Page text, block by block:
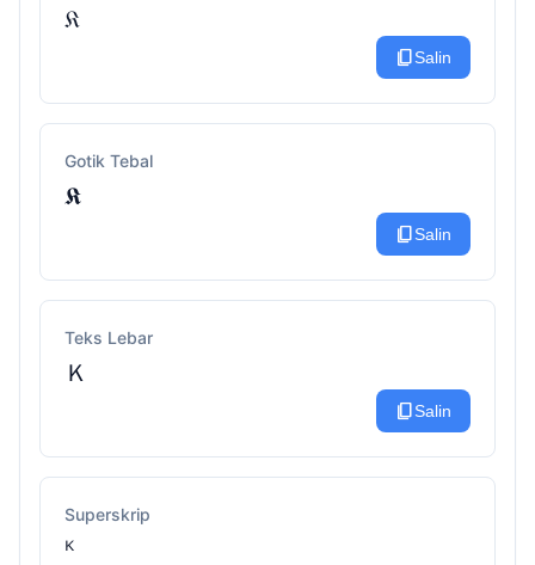
𝔎
content_copySalin
Gotik Tebal
𝕶
content_copySalin
Teks Lebar
Ｋ
content_copySalin
Superskrip
ᴷ